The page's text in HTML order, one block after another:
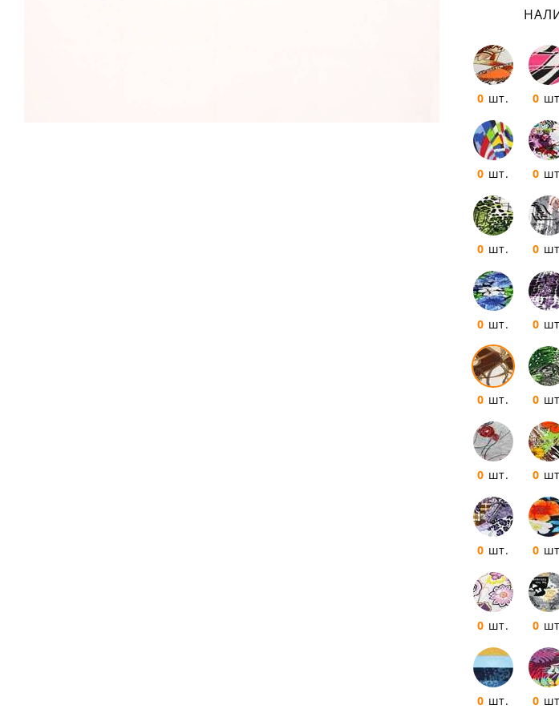
0 шт. 0
0 шт. 0
0 шт. 0
0 шт. 0
0 шт. 0
0 шт. 0
0 шт. 0
0 шт. 0
0 шт. 0